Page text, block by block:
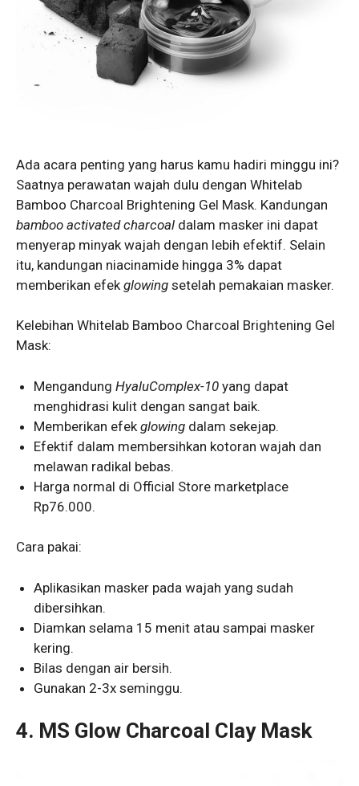
Ada acara penting yang harus kamu hadiri minggu ini?
Saatnya perawatan wajah dulu dengan Whitelab
Bamboo Charcoal Brightening Gel Mask. Kandungan
bamboo activated charcoal dalam masker ini dapat
menyerap minyak wajah dengan lebih efektif. Selain
itu, kandungan niacinamide hingga 3% dapat
memberikan efek glowing setelah pemakaian masker.
Kelebihan Whitelab Bamboo Charcoal Brightening Gel
Mask:
MengandungHyaluComplex-10 yang dapat
menghidrasi kulit dengan sangat baik.
Memberikan efekglowing dalam sekejap.
Efektif dalam membersihkan kotoran wajah dan
melawan radikal bebas.
Harga normal di Official Store marketplace
Rp76.000.
Cara pakai:
Aplikasikan masker pada wajah yang sudah
dibersihkan.
Diamkan selama 15 menit atau sampai masker
kering.
Bilas dengan air bersih.
Gunakan 2-3x seminggu.
4. MS Glow Charcoal Clay Mask